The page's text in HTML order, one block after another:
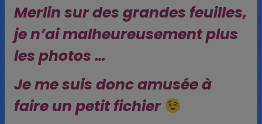
Merlin sur des grandes feuilles,
je n’ai malheureusement plus
les photos …
Je me suis donc amusée à
faire un petit fichier